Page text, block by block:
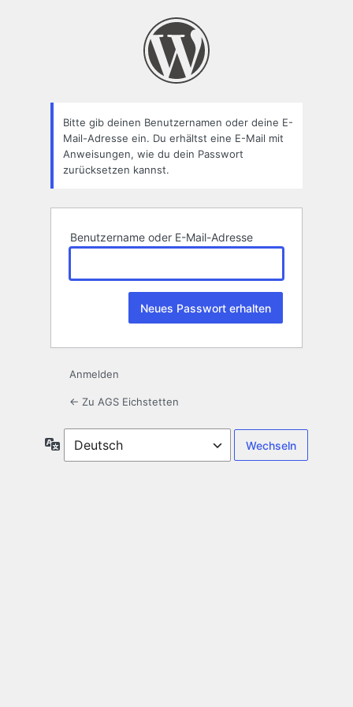
Bitte gib deinen Benutzernamen oder deine E-
Mail-Adresse ein. Du erhältst eine E-Mail mit
Anweisungen, wie du dein Passwort
zurücksetzen kannst.
Benutzername oder E-Mail-Adresse
Anmelden
← Zu AGS Eichstetten
Sprache